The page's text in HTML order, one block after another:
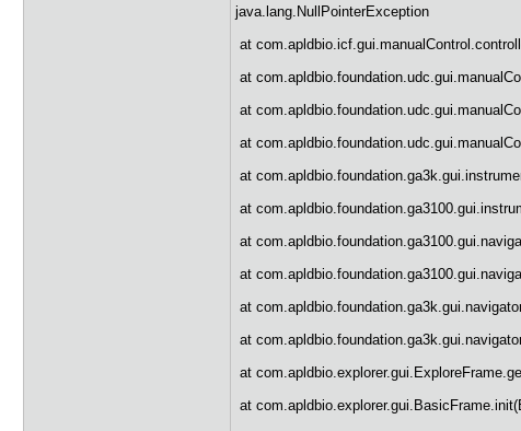
java.lang.NullPointerException
at
at
at
at
at
at
at
at
at
at
at
at